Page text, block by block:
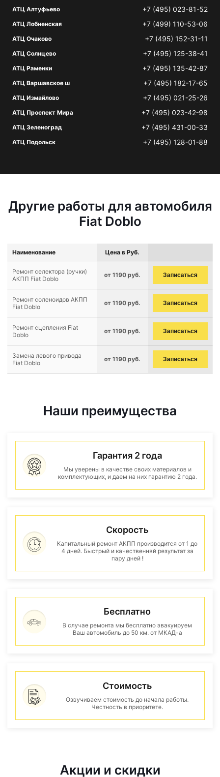
АТЦ Алтуфьево +7 (495) 023-81-52
АТЦ Лобненская +7 (499) 110-53-06
АТЦ Очаково +7 (495) 152-31-11
АТЦ Солнцево +7 (495) 125-38-41
АТЦ Раменки +7 (495) 135-42-87
АТЦ Варшавское ш +7 (495) 182-17-65
АТЦ Измайлово +7 (495) 021-25-26
АТЦ Проспект Мира +7 (495) 023-42-98
АТЦ Зеленоград +7 (495) 431-00-33
АТЦ Подольск +7 (495) 128-01-88
Другие работы для автомобиля
Fiat Doblo
Наименование Цена в Руб.
Ремонт селектора (ручки)
АКПП Fiat Doblo
от 1190 руб. Записаться
Ремонт соленоидов АКПП
Fiat Doblo
от 1190 руб. Записаться
Ремонт сцепления Fiat
Doblo
от 1190 руб. Записаться
Замена левого привода
Fiat Doblo
от 1190 руб. Записаться
Наши преимущества
Гарантия 2 года
Мы уверены в качестве своих материалов и
комплектующих, и даем на них гарантию 2 года.
Скорость
Капитальный ремонт АКПП производится от 1 до
4 дней. Быстрый и качественнвй результат за
пару дней !
Бесплатно
В случае ремонта мы бесплатно эвакуируем
Ваш автомобиль до 50 км. от МКАД-а
Стоимость
Озвучиваем стоимость до начала работы.
Честность в приоритете.
Акции и скидки